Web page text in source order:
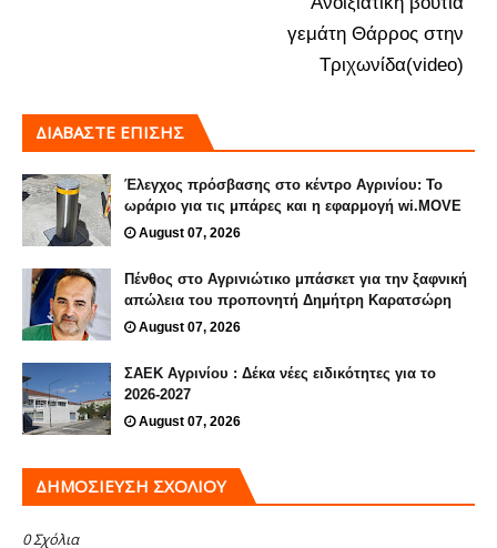
γεμάτη Θάρρος στην
Τριχωνίδα(video)
ΔΙΑΒΑΣΤΕ ΕΠΙΣΗΣ
Έλεγχος πρόσβασης στο κέντρο Αγρινίου: Το
ωράριο για τις μπάρες και η εφαρμογή wi.MOVE
August 07, 2026
Πένθος στο Αγρινιώτικο μπάσκετ για την ξαφνική
απώλεια του προπονητή Δημήτρη Καρατσώρη
August 07, 2026
ΣΑΕΚ Αγρινίου : Δέκα νέες ειδικότητες για το
2026-2027
August 07, 2026
ΔΗΜΟΣΊΕΥΣΗ ΣΧΟΛΊΟΥ
0 Σχόλια